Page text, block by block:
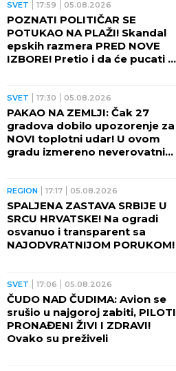
SVET 17:59 05.08.2026
POZNATI POLITIČAR SE
POTUKAO NA PLAŽI! Skandal
epskih razmera PRED NOVE
IZBORE! Pretio i da će pucati u
SVET 17:30 05.08.2026
PAKAO NA ZEMLJI: Čak 27
gradova dobilo upozorenje za
NOVI toplotni udar! U ovom
gradu izmereno neverovatnih
REGION 17:17 05.08.2026
SPALJENA ZASTAVA SRBIJE U
SRCU HRVATSKE! Na ogradi
osvanuo i transparent sa
NAJODVRATNIJOM PORUKOM!
SVET 17:06 05.08.2026
ČUDO NAD ČUDIMA: Avion se
srušio u najgoroj zabiti, PILOTI
PRONAĐENI ŽIVI I ZDRAVI!
Ovako su preživeli